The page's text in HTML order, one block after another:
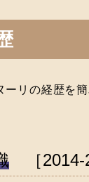
リの経歴を
［